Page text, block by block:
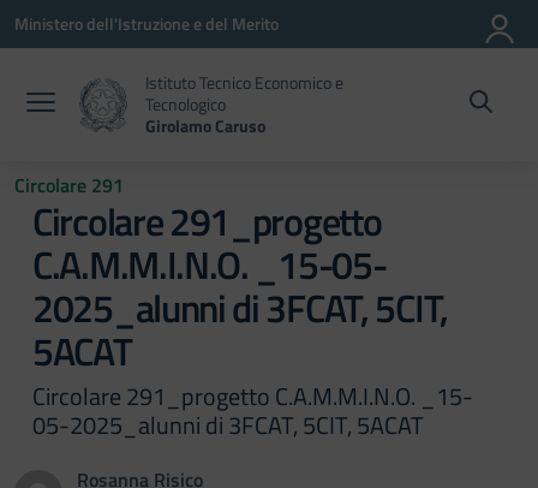
Vai ai contenuti
Vai al menu di navigazione
Vai al footer
Ministero dell'Istruzione e del Merito
Istituto Tecnico Economico e
Tecnologico
Girolamo Caruso
Circolare 291
Circolare 291_progetto
C.A.M.M.I.N.O. _15-05-
2025_alunni di 3FCAT, 5CIT,
5ACAT
Circolare 291_progetto C.A.M.M.I.N.O. _15-
05-2025_alunni di 3FCAT, 5CIT, 5ACAT
Rosanna Risico